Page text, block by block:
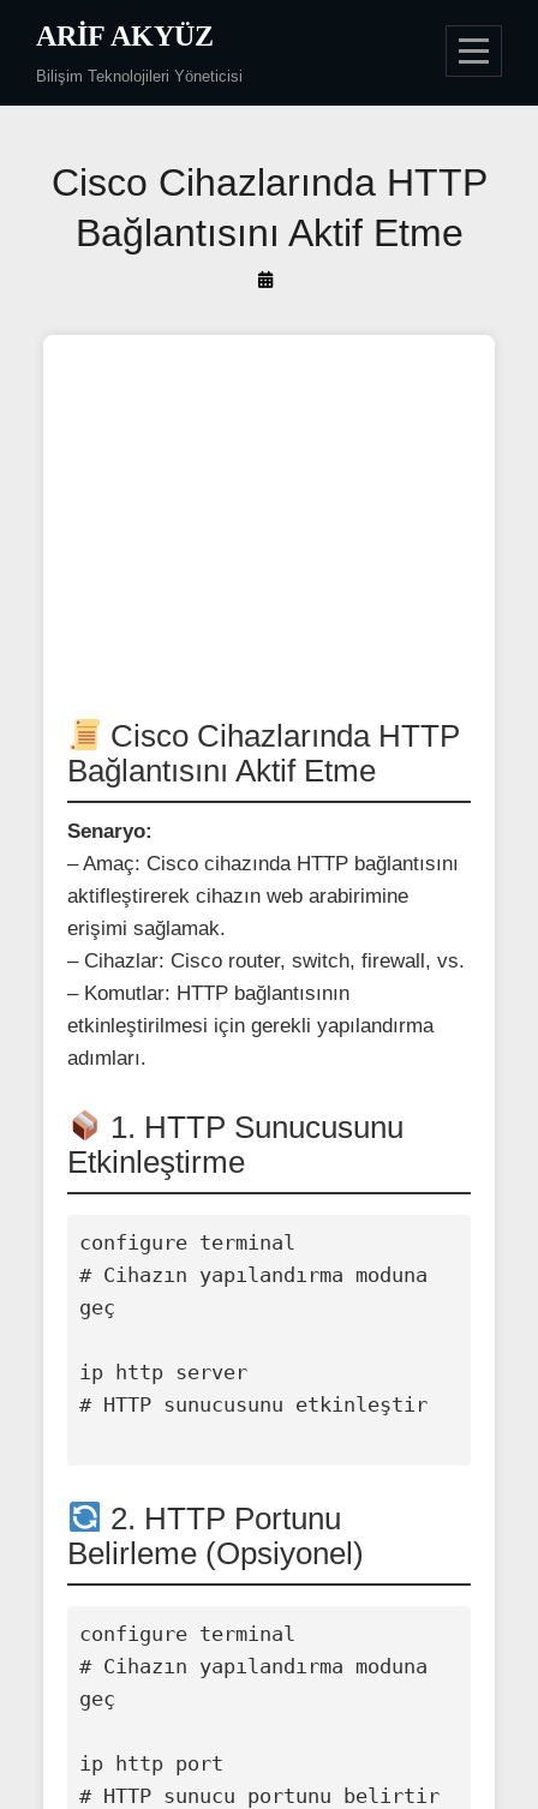
content
ARIF AKYÜZ
Bilişim Teknolojileri Yöneticisi
Cisco Cihazlarında HTTP
Bağlantısını Aktif Etme
By
Akyüz
Cisco Cihazlarında HTTP
Bağlantısını Aktif Etme
Senaryo:
– Amaç: Cisco cihazında HTTP bağlantısını
aktifleştirerek cihazın web arabirimine
erişimi sağlamak.
– Cihazlar: Cisco router, switch, firewall, vs.
– Komutlar: HTTP bağlantısının
etkinleştirilmesi için gerekli yapılandırma
adımları.
1. HTTP Sunucusunu
Etkinleştirme
configure terminal
# Cihazın yapılandırma moduna
geç
ip http server
# HTTP sunucusunu etkinleştir
2. HTTP Portunu
Belirleme (Opsiyonel)
configure terminal
# Cihazın yapılandırma moduna
geç
ip http port
# HTTP sunucu portunu belirtir
Yazı
gezinmesi